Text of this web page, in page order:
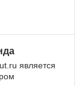
является